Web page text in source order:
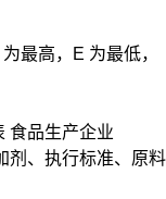
为最高， E 为最低，
食品生产企业
剂 、 执行标准、 原料